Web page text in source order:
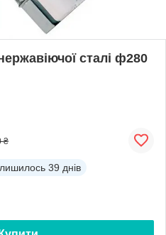
сталі ф280
₴
39 днів